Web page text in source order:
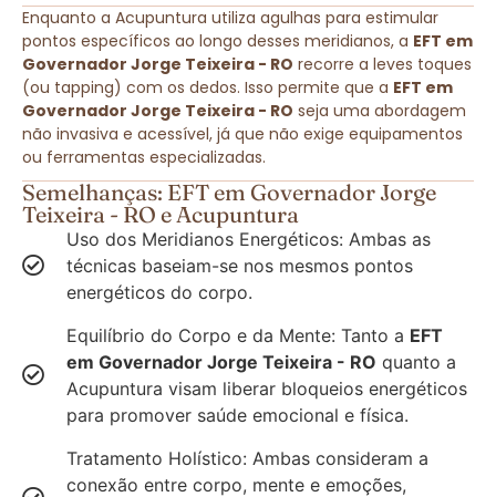
Enquanto a Acupuntura utiliza agulhas para estimular
pontos específicos ao longo desses meridianos, a EFT em
Governador Jorge Teixeira - RO recorre a leves toques
(ou tapping) com os dedos. Isso permite que a EFT em
Governador Jorge Teixeira - RO seja uma abordagem
não invasiva e acessível, já que não exige equipamentos
ou ferramentas especializadas.
Semelhanças: EFT em Governador Jorge
Teixeira - RO e Acupuntura
Uso dos Meridianos Energéticos: Ambas as
técnicas baseiam-se nos mesmos pontos
energéticos do corpo.
Equilíbrio do Corpo e da Mente: Tanto a EFT
em Governador Jorge Teixeira - RO quanto a
Acupuntura visam liberar bloqueios energéticos
para promover saúde emocional e física.
Tratamento Holístico: Ambas consideram a
conexão entre corpo, mente e emoções,